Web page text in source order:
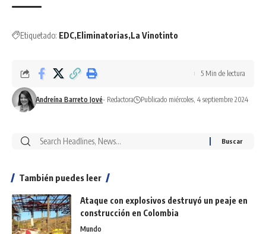
Etiquetado: EDC Eliminatorias La Vinotinto
Andreína Barreto Jové- Redactora Publicado miércoles, 4 septiembre 2024
5 Min de lectura
También puedes leer
Ataque con explosivos destruyó un peaje en
construcción en Colombia
Mundo